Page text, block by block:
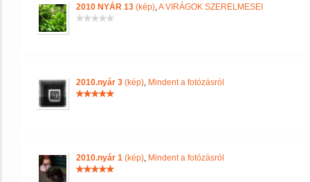
2010 NYÁR 13 (kép),A VIRÁGOK SZERELMESEI
2010.nyár 3 (kép), Mindent a fotózásról
2010.nyár 1 (kép), Mindent a fotózásról